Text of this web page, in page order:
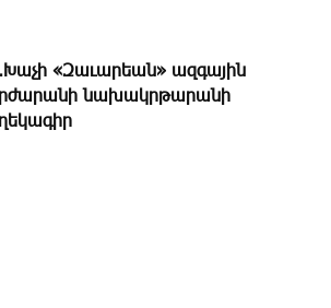
«Զաւարեան» ազգային
նախակրթարանի